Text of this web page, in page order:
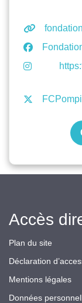
Accès
Plan du site
Déclaration
Mentions légales
Données